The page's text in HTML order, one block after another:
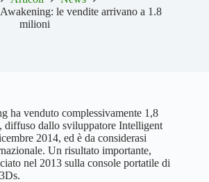
le vendite arrivano a 1.8
milioni
ha venduto complessivamente 1,8
dallo sviluppatore Intelligent
2014, ed è da considerasi
Un risultato importante,
nel 2013 sulla console portatile di